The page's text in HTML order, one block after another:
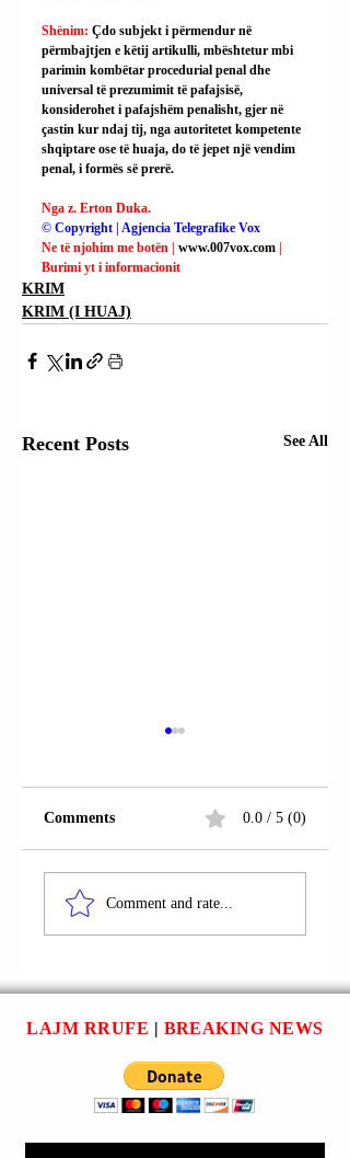
Shënim: Çdo subjekt i përmendur në
përmbajtjen e këtij artikulli, mbështetur mbi
parimin kombëtar procedurial penal dhe
universal të prezumimit të pafajsisë,
konsiderohet i pafajshëm penalisht, gjer në
çastin kur ndaj tij, nga autoritetet kompetente
shqiptare ose të huaja, do të jepet një vendim
penal, i formës së prerë.
Nga z. Erton Duka.
© Copyright | Agjencia Telegrafike Vox
Ne të njohim me botën | www.007vox.com
Burimi yt i informacionit
KRIM
KRIM (I HUAJ)
Recent Posts See All
FERIZAJ | SABIT
ALIU U PROCEDUA
Comments 0.0 / 5 (0)
Comment and rate...
LAJM RRUFE | BREAKING NEWS